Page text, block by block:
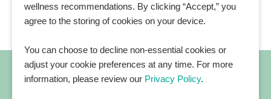
wellness recommendations. By clicking “Accept,” you
agree to the storing of cookies on your device.
You can choose to decline non-essential cookies or
adjust your cookie preferences at any time. For more
information, please review our Privacy Policy.